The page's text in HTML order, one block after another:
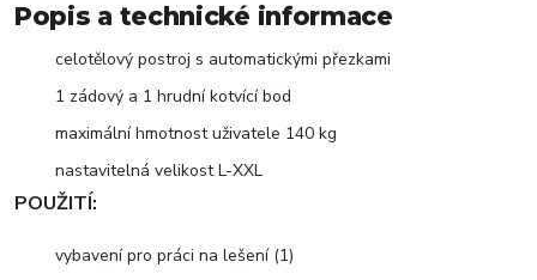
Popis a technické informace
celotělový postroj s automatickými přezkami
1 zádový a 1 hrudní kotvící bod
maximální hmotnost uživatele 140 kg
nastavitelná velikost L-XXL
POUŽITÍ:
vybavení pro práci na lešení (1)